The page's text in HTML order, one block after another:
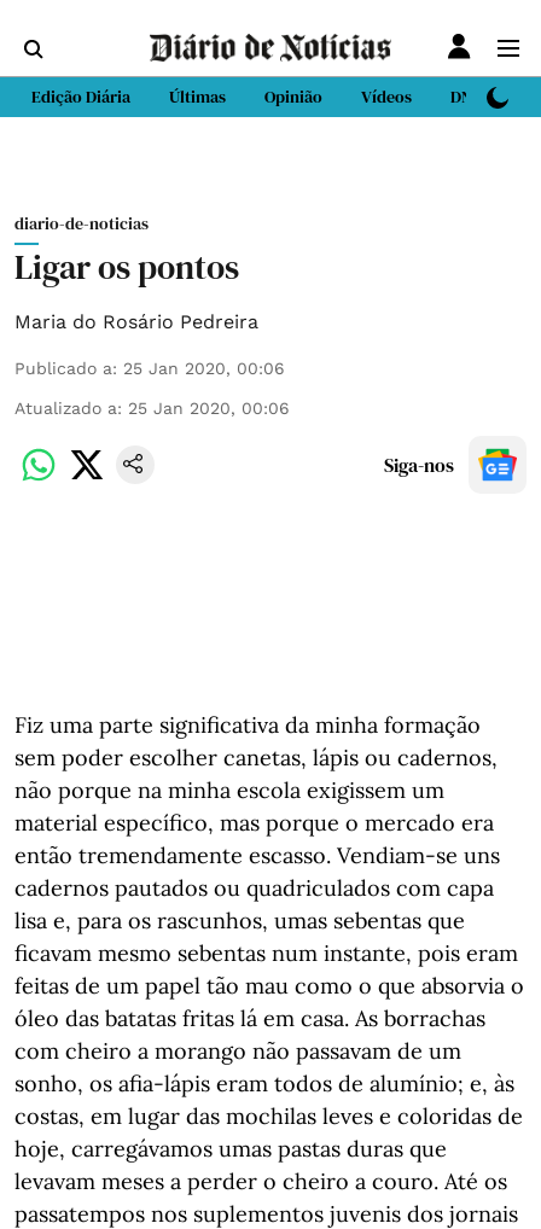
Edição Diária Últimas Opinião Vídeos DN Sport
diario-de-noticias
Ligar os pontos
Maria do Rosário Pedreira
Publicado a: 25 Jan 2020, 00:06
Atualizado a: 25 Jan 2020, 00:06
Siga-nos
Fiz uma parte significativa da minha formação
sem poder escolher canetas, lápis ou cadernos,
não porque na minha escola exigissem um
material específico, mas porque o mercado era
então tremendamente escasso. Vendiam-se uns
cadernos pautados ou quadriculados com capa
lisa e, para os rascunhos, umas sebentas que
ficavam mesmo sebentas num instante, pois eram
feitas de um papel tão mau como o que absorvia o
óleo das batatas fritas lá em casa. As borrachas
com cheiro a morango não passavam de um
sonho, os afia-lápis eram todos de alumínio; e, às
costas, em lugar das mochilas leves e coloridas de
hoje, carregávamos umas pastas duras que
levavam meses a perder o cheiro a couro. Até os
passatempos nos suplementos juvenis dos jornais